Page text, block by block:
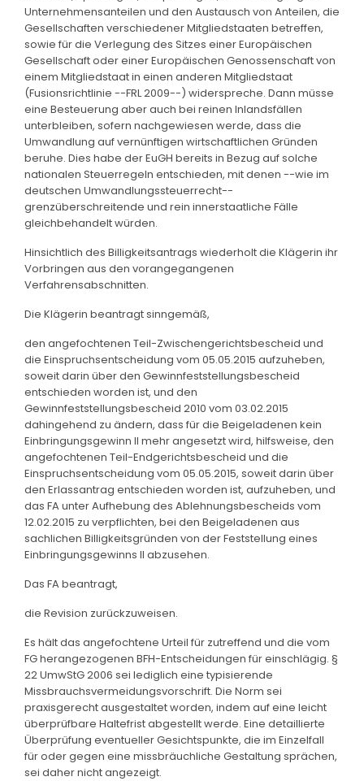
Unternehmensanteilen und den Austausch von Anteilen, die
Gesellschaften verschiedener Mitgliedstaaten betreffen,
sowie für die Verlegung des Sitzes einer Europäischen
Gesellschaft oder einer Europäischen Genossenschaft von
einem Mitgliedstaat in einen anderen Mitgliedstaat
(Fusionsrichtlinie --FRL 2009--) widerspreche. Dann müsse
eine Besteuerung aber auch bei reinen Inlandsfällen
unterbleiben, sofern nachgewiesen werde, dass die
Umwandlung auf vernünftigen wirtschaftlichen Gründen
beruhe. Dies habe der EuGH bereits in Bezug auf solche
nationalen Steuerregeln entschieden, mit denen --wie im
deutschen Umwandlungssteuerrecht--
grenzüberschreitende und rein innerstaatliche Fälle
gleichbehandelt würden.
Hinsichtlich des Billigkeitsantrags wiederholt die Klägerin ihr
Vorbringen aus den vorangegangenen
Verfahrensabschnitten.
Die Klägerin beantragt sinngemäß,
den angefochtenen Teil-Zwischengerichtsbescheid und
die Einspruchsentscheidung vom 05.05.2015 aufzuheben,
soweit darin über den Gewinnfeststellungsbescheid
entschieden worden ist, und den
Gewinnfeststellungsbescheid 2010 vom 03.02.2015
dahingehend zu ändern, dass für die Beigeladenen kein
Einbringungsgewinn II mehr angesetzt wird, hilfsweise, den
angefochtenen Teil-Endgerichtsbescheid und die
Einspruchsentscheidung vom 05.05.2015, soweit darin über
den Erlassantrag entschieden worden ist, aufzuheben, und
das FA unter Aufhebung des Ablehnungsbescheids vom
12.02.2015 zu verpflichten, bei den Beigeladenen aus
sachlichen Billigkeitsgründen von der Feststellung eines
Einbringungsgewinns II abzusehen.
Das FA beantragt,
die Revision zurückzuweisen.
Es hält das angefochtene Urteil für zutreffend und die vom
FG herangezogenen BFH-Entscheidungen für einschlägig. §
22 UmwStG 2006 sei lediglich eine typisierende
Missbrauchsvermeidungsvorschrift. Die Norm sei
praxisgerecht ausgestaltet worden, indem auf eine leicht
überprüfbare Haltefrist abgestellt werde. Eine detaillierte
Überprüfung eventueller Gesichtspunkte, die im Einzelfall
für oder gegen eine missbräuchliche Gestaltung sprächen,
sei daher nicht angezeigt.